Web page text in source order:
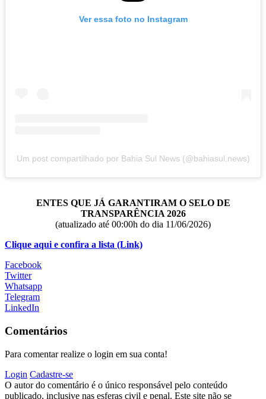
Ver essa foto no Instagram
Um post compartilhado por Bahia Sul News (@bahiasul.news)
ENTES QUE JÁ GARANTIRAM O SELO DE
TRANSPARÊNCIA 2026
(atualizado até 00:00h do dia 11/06/2026)
Clique aqui e confira a lista (Link)
Facebook
Twitter
Whatsapp
Telegram
LinkedIn
Comentários
Para comentar realize o login em sua conta!
Login Cadastre-se
O autor do comentário é o único responsável pelo conteúdo
publicado, inclusive nas esferas civil e penal. Este site não se